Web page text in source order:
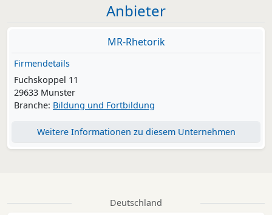
Anbieter
MR-Rhetorik
Firmendetails
Fuchskoppel 11
29633 Munster
Branche: Bildung und Fortbildung
Weitere Informationen zu diesem Unternehmen
Deutschland